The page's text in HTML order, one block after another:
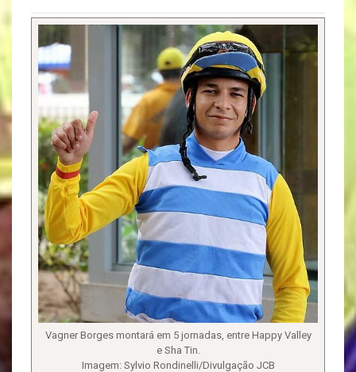
Vagner Borges montará em 5 jornadas, entre Happy Valley
e Sha Tin.
Imagem: Sylvio Rondinelli/Divulgação JCB